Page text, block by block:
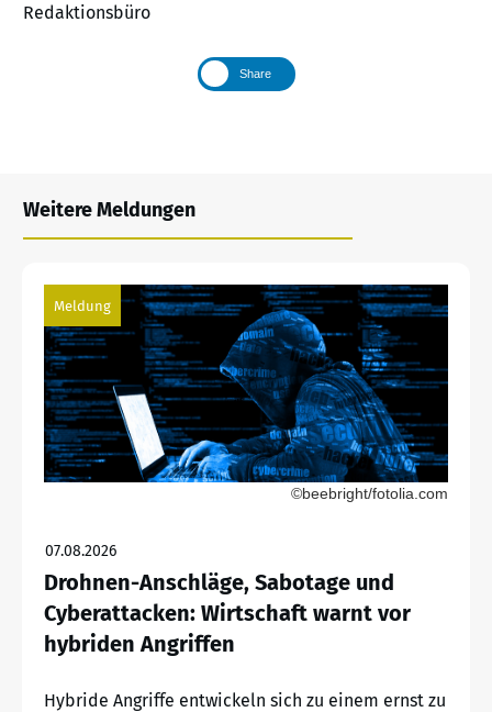
Redaktionsbüro
Share
Weitere Meldungen
Meldung
©beebright/fotolia.com
07.08.2026
Drohnen-Anschläge, Sabotage und
Cyberattacken: Wirtschaft warnt vor
hybriden Angriffen
Hybride Angriffe entwickeln sich zu einem ernst zu